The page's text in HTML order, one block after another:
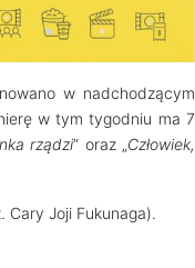
w nadchodzącym
w tym tygodniu ma 7
rządzi” oraz „Człowiek,
Joji Fukunaga).